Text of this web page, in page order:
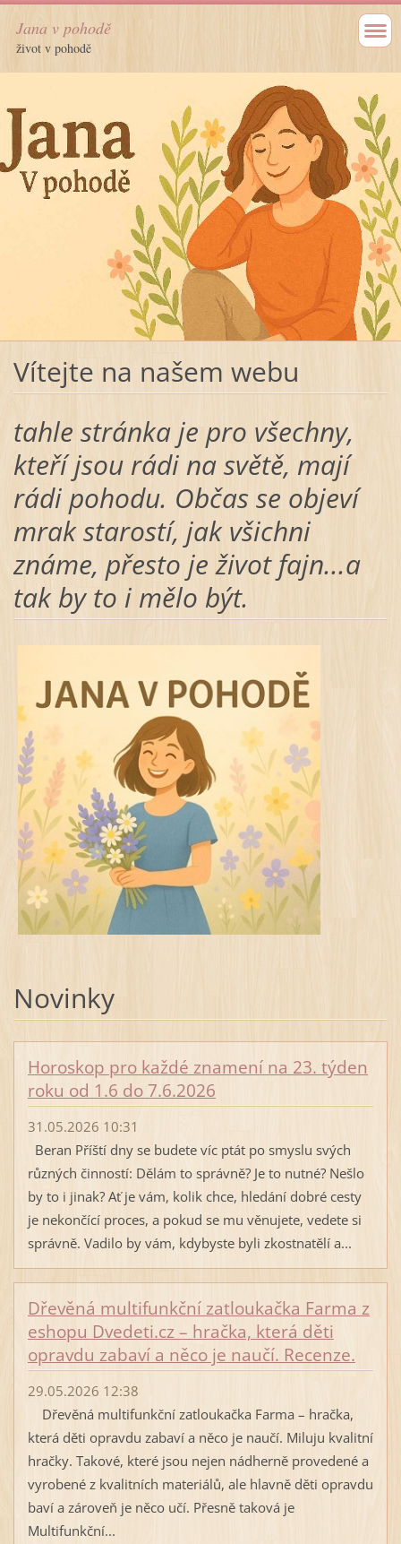
Jana v pohodě
život v pohodě
Vítejte na našem webu
tahle stránka je pro všechny,
kteří jsou rádi na světě, mají
rádi pohodu. Občas se objeví
mrak starostí, jak všichni
známe, přesto je život fajn...a
tak by to i mělo být.
Novinky
Horoskop pro každé znamení na 23. týden
roku od 1.6 do 7.6.2026
31.05.2026 10:31
Beran Příští dny se budete víc ptát po smyslu svých
různých činností: Dělám to správně? Je to nutné? Nešlo
by to i jinak? Ať je vám, kolik chce, hledání dobré cesty
je nekončící proces, a pokud se mu věnujete, vedete si
správně. Vadilo by vám, kdybyste byli zkostnatělí a...
Dřevěná multifunkční zatloukačka Farma z
eshopu Dvedeti.cz – hračka, která děti
opravdu zabaví a něco je naučí. Recenze.
29.05.2026 12:38
Dřevěná multifunkční zatloukačka Farma – hračka,
která děti opravdu zabaví a něco je naučí. Miluju kvalitní
hračky. Takové, které jsou nejen nádherně provedené a
vyrobené z kvalitních materiálů, ale hlavně děti opravdu
baví a zároveň je něco učí. Přesně taková je
Multifunkční...